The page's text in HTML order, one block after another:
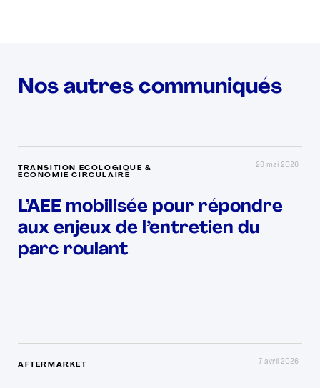
Nos autres communiqués
TRANSITION ECOLOGIQUE &
ECONOMIE CIRCULAIRE
26 mai 2026
L’AEE mobilisée pour répondre
aux enjeux de l’entretien du
parc roulant
AFTERMARKET 7 avril 2026